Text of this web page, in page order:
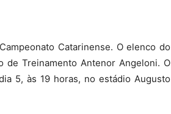
Catarinense. O elenco do
Treinamento Antenor Angeloni. O
5, às 19 horas, no estádio Augusto